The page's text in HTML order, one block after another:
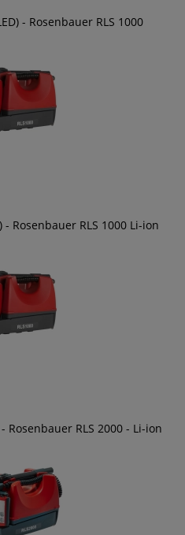
- Rosenbauer RLS 1000
Rosenbauer RLS 1000 Li-ion
Rosenbauer RLS 2000 - Li-ion